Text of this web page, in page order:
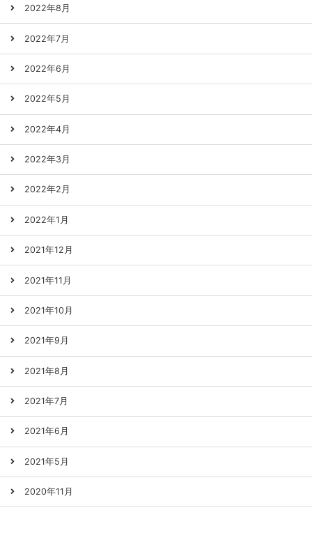
2022年8月
2022年7月
2022年6月
2022年5月
2022年4月
2022年3月
2022年2月
2022年1月
2021年12月
2021年11月
2021年10月
2021年9月
2021年8月
2021年7月
2021年6月
2021年5月
2020年11月